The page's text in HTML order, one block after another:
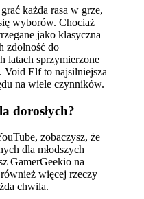
każda rasa w grze,
wyborów. Chociaż
jako klasyczna
zdolność do
latach sprzymierzone
Void Elf to najsilniejsza
na wiele czynników.
dorosłych?
zobaczysz, że
dla młodszych
GamerGeekio na
więcej rzeczy
chwila.